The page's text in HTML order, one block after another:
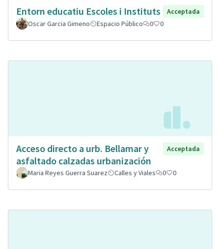
Entorn educatiu Escoles i Instituts
Acceptada
Oscar Garcia Gimeno
Espacio Público 0 0
Acceso directo a urb. Bellamar y
asfaltado calzadas urbanización
Acceptada
Maria Reyes Guerra Suarez Calles y Viales 0 0